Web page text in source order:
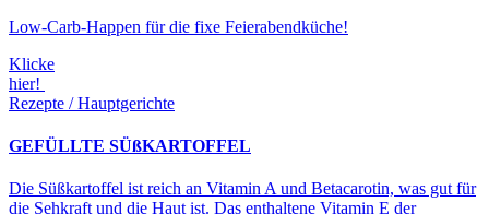
Low-Carb-Happen für die fixe Feierabendküche!
Klicke
hier!
Rezepte / Hauptgerichte
GEFÜLLTE SÜßKARTOFFEL
Die Süßkartoffel ist reich an Vitamin A und Betacarotin, was gut für
die Sehkraft und die Haut ist. Das enthaltene Vitamin E der